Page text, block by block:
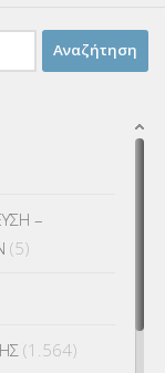
–
(5)
(1.564)